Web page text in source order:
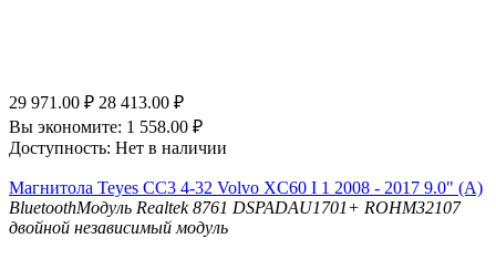
29 971.00 ₽ 28 413.00 ₽
Вы экономите: 1 558.00 ₽
Доступность: Нет в наличии
Магнитола Teyes CC3 4-32 Volvo XC60 I 1 2008 - 2017 9.0" (A)
BluetoothМодуль Realtek 8761 DSPADAU1701+ ROHM32107
двойной независимый модуль